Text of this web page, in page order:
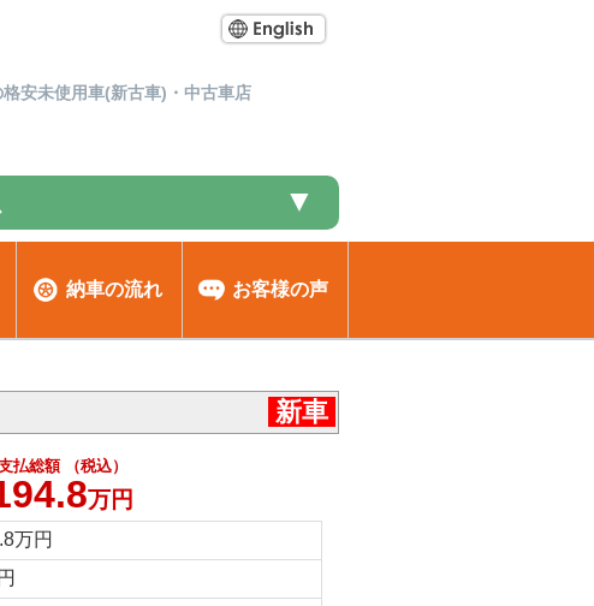
安未使用車(新古車)・中古車店
▼
納車の流れ お客様の声
新車
払総額 （税込）
万円
万円